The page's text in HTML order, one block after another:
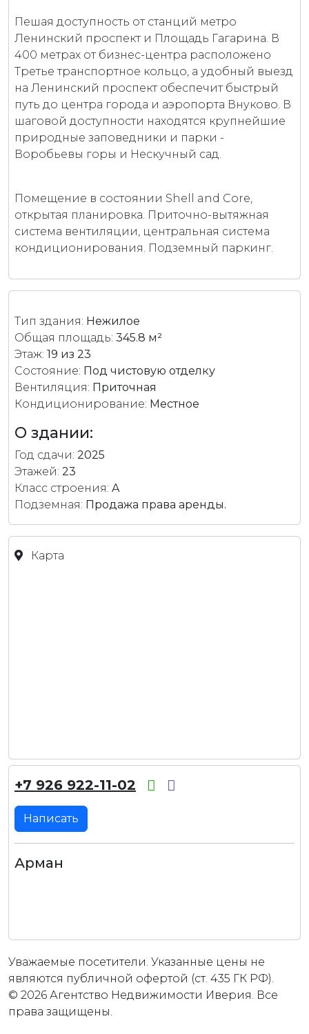
Пешая доступность от станций метро
Ленинский проспект и Площадь Гагарина. В
400 метрах от бизнес-центра расположено
Третье транспортное кольцо, а удобный выезд
на Ленинский проспект обеспечит быстрый
путь до центра города и аэропорта Внуково. В
шаговой доступности находятся крупнейшие
природные заповедники и парки -
Воробьевы горы и Нескучный сад.
Помещение в состоянии Shell and Core,
открытая планировка. Приточно-вытяжная
система вентиляции, центральная система
кондиционирования. Подземный паркинг.
Тип здания: Нежилое
Общая площадь: 345.8 м²
Этаж: 19 из 23
Состояние: Под чистовую отделку
Вентиляция: Приточная
Кондиционирование: Местное
О здании:
Год сдачи: 2025
Этажей: 23
Класс строения: A
Подземная: Продажа права аренды.
Карта
+7 926 922-11-02
Написать
Арман
Уважаемые посетители. Указанные цены не
являются публичной офертой (ст. 435 ГК РФ).
© 2026 Агентство Недвижимости Иверия. Все
права защищены.